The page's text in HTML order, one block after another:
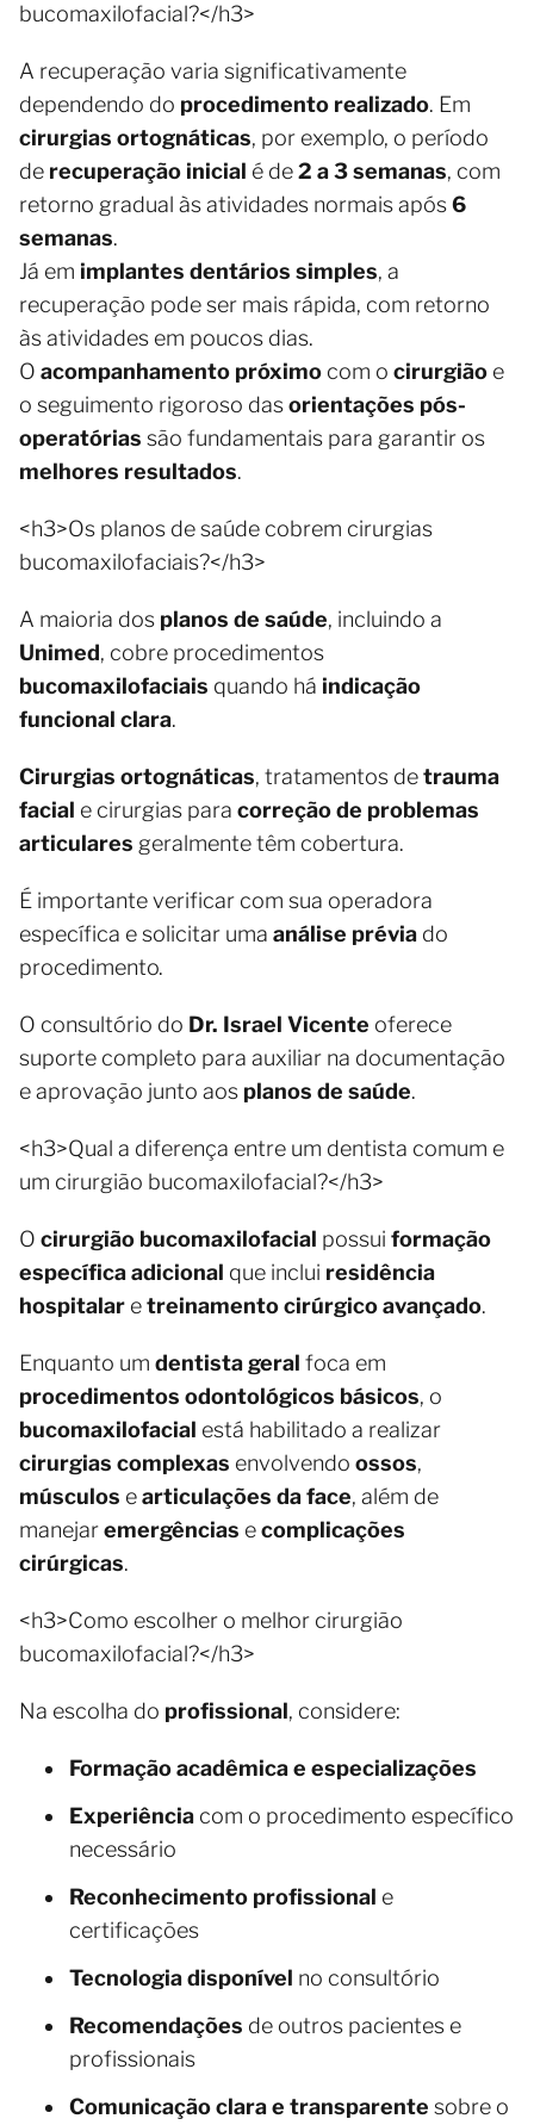
bucomaxilofacial?</h3>
A recuperação varia significativamente
dependendo do procedimento realizado. Em
cirurgias ortognáticas, por exemplo, o período
de recuperação inicial é de2 a 3 semanas, com
retorno gradual às atividades normais após6
semanas.
Já em implantes dentários simples, a
recuperação pode ser mais rápida, com retorno
às atividades em poucos dias.
O acompanhamento próximo com o cirurgião e
o seguimento rigoroso dasorientações pós-
operatórias são fundamentais para garantir os
melhores resultados.
<h3>Os planos de saúde cobrem cirurgias
bucomaxilofaciais?</h3>
A maioria dos planos de saúde, incluindo a
Unimed, cobre procedimentos
bucomaxilofaciais quando há indicação
funcional clara.
Cirurgias ortognáticas, tratamentos detrauma
facial e cirurgias para correção de problemas
articulares geralmente têm cobertura.
É importante verificar com sua operadora
específica e solicitar uma análise prévia do
procedimento.
O consultório do Dr. Israel Vicente oferece
suporte completo para auxiliar na documentação
e aprovação junto aos planos de saúde.
<h3>Qual a diferença entre um dentista comum e
um cirurgião bucomaxilofacial?</h3>
O cirurgião bucomaxilofacial possui formação
específica adicional que inclui residência
hospitalar etreinamento cirúrgico avançado.
Enquanto um dentista geral foca em
procedimentos odontológicos básicos, o
bucomaxilofacial está habilitado a realizar
cirurgias complexas envolvendo ossos,
músculos earticulações da face, além de
manejaremergências ecomplicações
cirúrgicas.
<h3>Como escolher o melhor cirurgião
bucomaxilofacial?</h3>
Na escolha do profissional, considere:
Formação acadêmica e especializações
Experiência com o procedimento específico
necessário
Reconhecimento profissional e
certificações
Tecnologia disponível no consultório
Recomendações de outros pacientes e
profissionais
Comunicação clara e transparente sobre o